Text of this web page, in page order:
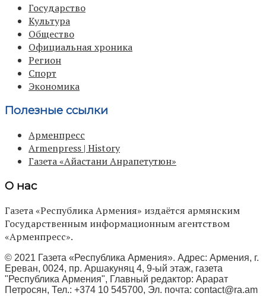
Государство
Культура
Общество
Официальная хроника
Регион
Спорт
Экономика
Полезные ссылки
Арменпресс
Armenpress | History
Газета «Айастани Анрапетутюн»
О нас
Газета «Республика Армения» издаётся армянским
Государственным информационным агентством
«Арменпресс».
© 2021 Газета «Республика Армения». Адрес: Армения, г.
Ереван, 0024, пр. Аршакуняц 4, 9-ый этаж, газета
"Республика Армения", Главный редактор: Арарат
Петросян, Тел.: +374 10 545700, Эл. почта: contact@ra.am